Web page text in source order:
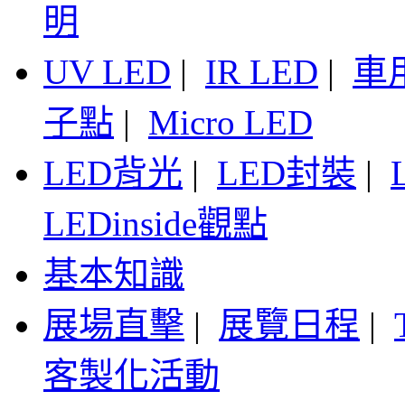
明
UV LED | IR LED | 車
子點 | Micro LED
LED背光 | LED封裝 |
LEDinside觀點
基本知識
展場直擊 | 展覽日程 |
客製化活動